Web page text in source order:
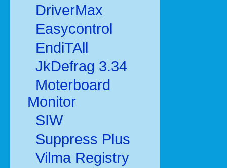
DriverMax
Easycontrol
EndiTAll
JkDefrag 3.34
Moterboard
Monitor
SIW
Suppress Plus
Vilma Registry